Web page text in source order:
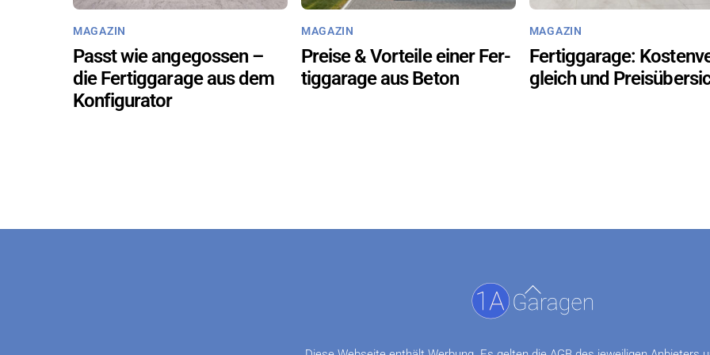
MA­GA­ZIN
Passt wie an­ge­gos­sen –
die Fer­tig­ga­ra­ge aus dem
Kon­fi­gu­ra­tor
MA­GA­ZIN
Prei­se & Vor­tei­le einer Fer­
tig­ga­ra­ge aus Beton
MA­GA­ZIN
Fer­tig­ga­ra­ge:
gleich und
Back
To